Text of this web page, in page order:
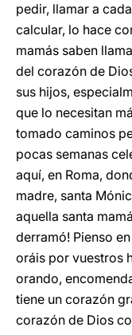
pedir, llamar a
calcular, lo hace
mamás saben
del corazón de
sus hijos,
que lo necesitan
tomado caminos
pocas semanas
aquí, en Roma,
madre, santa
aquella santa
derramó! Pienso
oráis por vuestros
orando,
tiene un corazón
corazón de Dios